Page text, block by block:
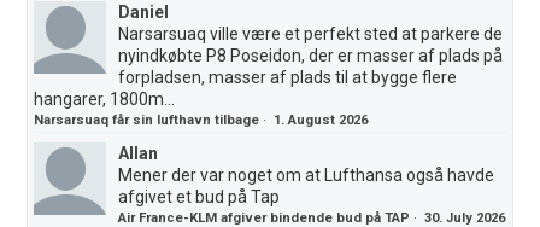
Daniel
Narsarsuaq ville være et perfekt sted at parkere de
nyindkøbte P8 Poseidon, der er masser af plads på
forpladsen, masser af plads til at bygge flere
hangarer, 1800m...
Narsarsuaq får sin lufthavn tilbage · 1. August 2026
Allan
Mener der var noget om at Lufthansa også havde
afgivet et bud på Tap
Air France-KLM afgiver bindende bud på TAP ·30. July 2026